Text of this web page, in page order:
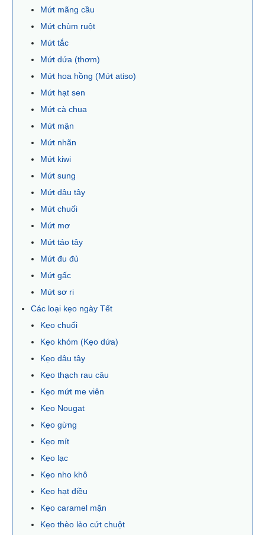
Mứt mãng cầu
Mứt chùm ruột
Mứt tắc
Mứt dứa (thơm)
Mứt hoa hồng (Mứt atiso)
Mứt hạt sen
Mứt cà chua
Mứt mận
Mứt nhãn
Mứt kiwi
Mứt sung
Mứt dâu tây
Mứt chuối
Mứt mơ
Mứt táo tây
Mứt đu đủ
Mứt gấc
Mứt sơ ri
Các loại kẹo ngày Tết
Kẹo chuối
Kẹo khóm (Kẹo dứa)
Kẹo dâu tây
Kẹo thạch rau câu
Kẹo mứt me viên
Kẹo Nougat
Kẹo gừng
Kẹo mít
Kẹo lạc
Kẹo nho khô
Kẹo hạt điều
Kẹo caramel mặn
Kẹo thèo lèo cứt chuột